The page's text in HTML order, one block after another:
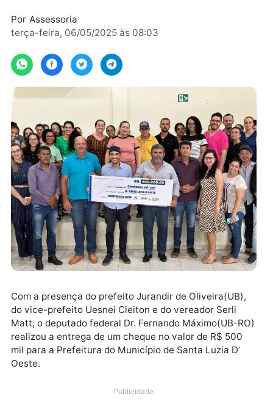
interior de Rondônia.
terça-feira, 06/05/2025 às 08:03
Com a presença do prefeito Jurandir de Oliveira(UB),
Matt; o deputado federal Dr. Fernando Máximo(UB-